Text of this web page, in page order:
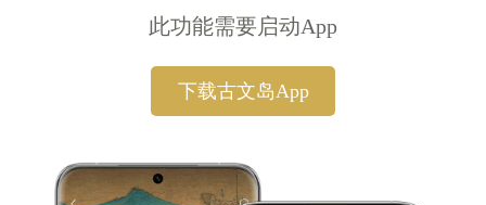
此功能需要启动App
下载古文岛App